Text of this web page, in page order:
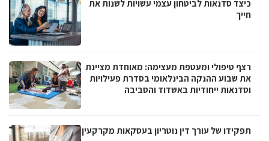
כיצד סדנאות לביטחון עצמי עשויות לשנות את
חייך
רצף טיפולי ומעטפת מעצימה: מאוחדת מציינת
את שבוע ההנקה הבינלאומי בסדרת פעילויות
וסדנאות ייחודיות באשדוד והסביבה
תפקידו של עורך דין נוטריון בעסקאות מקרקעין